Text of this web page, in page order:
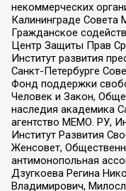
некоммерческих
Калининграде Совета
Гражданское
Центр Защиты Прав
Институт развития
Санкт-Петербурге
Фонд поддержки
Человек и Закон,
наследия академика
агентство МЕМО. РУ,
Институт Развития
Женсовет,
антимонопольная
Дзугкоева Регина
Владимирович,